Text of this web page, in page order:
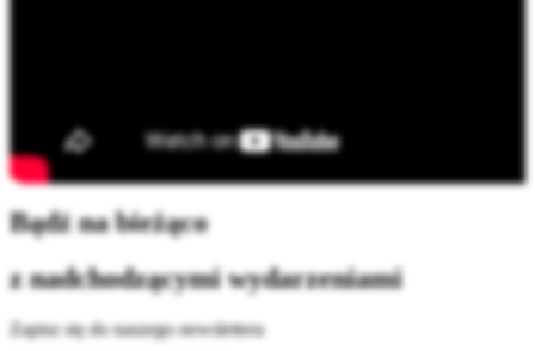
Bądź na bieżąco
z nadchodzącymi wydarzeniami
Zapisz się do naszego newslettera